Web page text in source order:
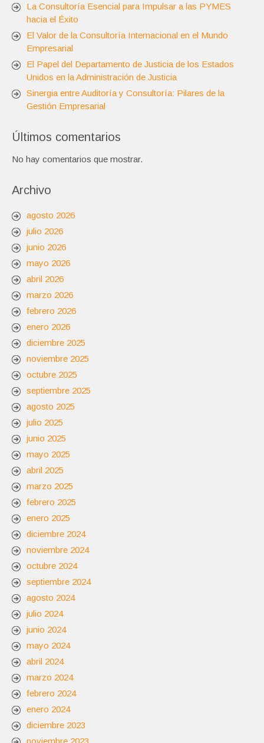
La Consultoría Esencial para Impulsar a las PYMES
hacia el Éxito
El Valor de la Consultoría Internacional en el Mundo
Empresarial
El Papel del Departamento de Justicia de los Estados
Unidos en la Administración de Justicia
Sinergia entre Auditoría y Consultoría: Pilares de la
Gestión Empresarial
Últimos comentarios
No hay comentarios que mostrar.
Archivo
agosto 2026
julio 2026
junio 2026
mayo 2026
abril 2026
marzo 2026
febrero 2026
enero 2026
diciembre 2025
noviembre 2025
octubre 2025
septiembre 2025
agosto 2025
julio 2025
junio 2025
mayo 2025
abril 2025
marzo 2025
febrero 2025
enero 2025
diciembre 2024
noviembre 2024
octubre 2024
septiembre 2024
agosto 2024
julio 2024
junio 2024
mayo 2024
abril 2024
marzo 2024
febrero 2024
enero 2024
diciembre 2023
noviembre 2023